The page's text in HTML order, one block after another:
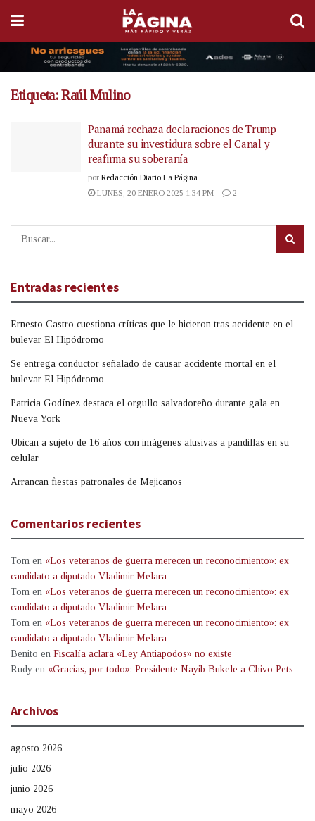
Etiqueta:Raúl Mulino
Panamá rechaza declaraciones de Trump
durante su investidura sobre el Canal y
reafirma su soberanía
por Redacción Diario La Página
LUNES, 20 ENERO 2025 1:34 PM
2
Entradas recientes
Ernesto Castro cuestiona críticas que le hicieron tras accidente en el
bulevar El Hipódromo
Se entrega conductor señalado de causar accidente mortal en el
bulevar El Hipódromo
Patricia Godínez destaca el orgullo salvadoreño durante gala en
Nueva York
Ubican a sujeto de 16 años con imágenes alusivas a pandillas en su
celular
Arrancan fiestas patronales de Mejicanos
Comentarios recientes
Tom en «Los veteranos de guerra merecen un reconocimiento»: ex
candidato a diputado Vladimir Melara
Tom en «Los veteranos de guerra merecen un reconocimiento»: ex
candidato a diputado Vladimir Melara
Tom en «Los veteranos de guerra merecen un reconocimiento»: ex
candidato a diputado Vladimir Melara
Benito en Fiscalía aclara «Ley Antiapodos» no existe
Rudy en «Gracias, por todo»: Presidente Nayib Bukele a Chivo Pets
Archivos
agosto 2026
julio 2026
junio 2026
mayo 2026